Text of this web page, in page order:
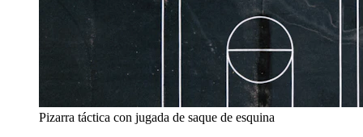
Pizarra táctica con jugada de saque de esquina